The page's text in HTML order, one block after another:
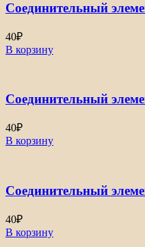
Соединительный
40₽
В корзину
Соединительный
40₽
В корзину
Соединительный
40₽
В корзину